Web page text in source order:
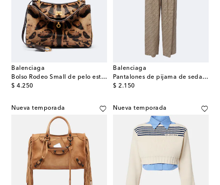
Balenciaga
Bolso Rodeo Small de pelo estampado
$ 4.250
original price
Balenciaga
Pantalones de pijama de seda con logo
$ 2.150
original price
Nueva temporada Nueva temporada